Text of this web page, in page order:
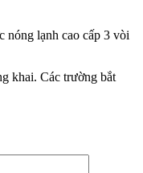
nóng lạnh cao cấp 3 vòi
khai. Các trường bắt